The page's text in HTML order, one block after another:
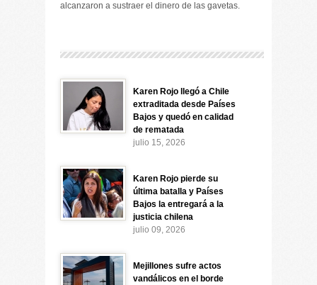
alcanzaron a sustraer el dinero de las gavetas.
Karen Rojo llegó a Chile
extraditada desde Países
Bajos y quedó en calidad
de rematada
julio 15, 2026
Karen Rojo pierde su
última batalla y Países
Bajos la entregará a la
justicia chilena
julio 09, 2026
Mejillones sufre actos
vandálicos en el borde